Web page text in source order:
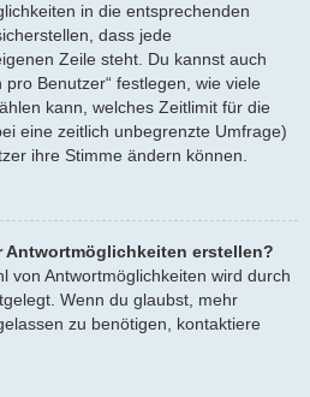
in die entsprechenden
dass jede
Zeile steht. Du kannst auch
pro Benutzer“ festlegen, wie viele
kann, welches Zeitlimit für die
eine zeitlich unbegrenzte Umfrage)
ihre Stimme ändern können.
Antwortmöglichkeiten erstellen?
von Antwortmöglichkeiten wird durch
Wenn du glaubst, mehr
zu benötigen, kontaktiere